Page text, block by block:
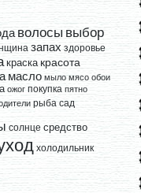
волосы выбор
запах здоровье
краска красота
масло мыло мясо обои
ожог покупка пятно
рыба сад
солнце средство
холодильник